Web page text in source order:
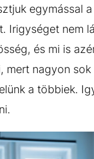
egymással a
Irigységet nem
és mi is
mert nagyon
a többiek.